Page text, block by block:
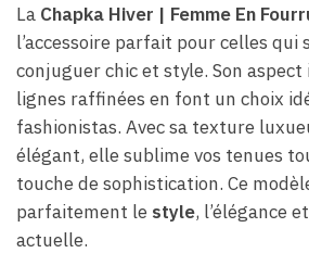
La Chapka Hiver | Femme En
l’accessoire parfait pour celles qui
conjuguer chic et style. Son
lignes raffinées en font un choix
fashionistas. Avec sa texture
élégant, elle sublime vos tenues
touche de sophistication. Ce
parfaitement le style, l’élégance
actuelle.